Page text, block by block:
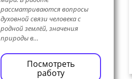
рассматриваются вопросы
духовной связи человека с
родной землёй, значения
природы в…
Посмотреть
работу